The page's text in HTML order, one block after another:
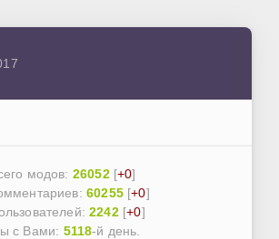
модов: 26052[+0]
60255[+0]
2242[+0]
с Вами: 5118-й день.